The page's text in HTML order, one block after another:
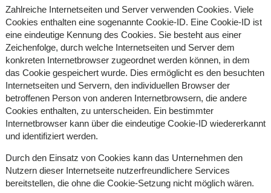
Zahlreiche Internetseiten und Server verwenden Cookies. Viele
Cookies enthalten eine sogenannte Cookie-ID. Eine Cookie-ID ist
eine eindeutige Kennung des Cookies. Sie besteht aus einer
Zeichenfolge, durch welche Internetseiten und Server dem
konkreten Internetbrowser zugeordnet werden können, in dem
das Cookie gespeichert wurde. Dies ermöglicht es den besuchten
Internetseiten und Servern, den individuellen Browser der
betroffenen Person von anderen Internetbrowsern, die andere
Cookies enthalten, zu unterscheiden. Ein bestimmter
Internetbrowser kann über die eindeutige Cookie-ID wiedererkannt
und identifiziert werden.
Durch den Einsatz von Cookies kann das Unternehmen den
Nutzern dieser Internetseite nutzerfreundlichere Services
bereitstellen, die ohne die Cookie-Setzung nicht möglich wären.